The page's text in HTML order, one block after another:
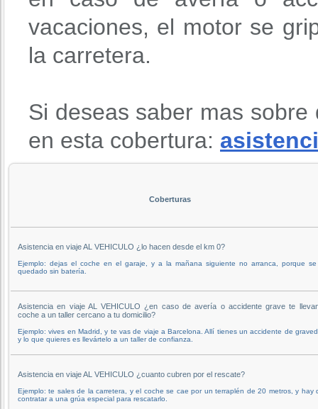
vacaciones, el motor se
la carretera.
Si deseas saber mas
en esta cobertura:
Coberturas
Asistencia en viaje AL VEHICULO ¿lo hacen desde el km 0?
Ejemplo: dejas el coche en el garaje, y a la mañana siguiente no arranca, porque
quedado sin batería.
Asistencia en viaje AL VEHICULO ¿en caso de avería o accidente grave te
coche a un taller cercano a tu domicilio?
Ejemplo: vives en Madrid, y te vas de viaje a Barcelona. Allí tienes un accidente de
y lo que quieres es llevártelo a un taller de confianza.
Asistencia en viaje AL VEHICULO ¿cuanto cubren por el rescate?
Ejemplo: te sales de la carretera, y el coche se cae por un terraplén de 20 metros, y hay
contratar a una grúa especial para rescatarlo.